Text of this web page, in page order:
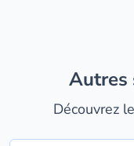
Découvrez